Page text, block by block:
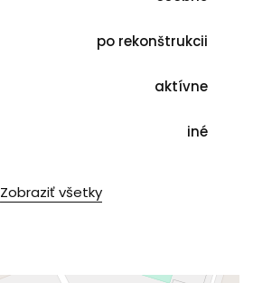
po rekonštrukcii
aktívne
iné
Zobraziť všetky